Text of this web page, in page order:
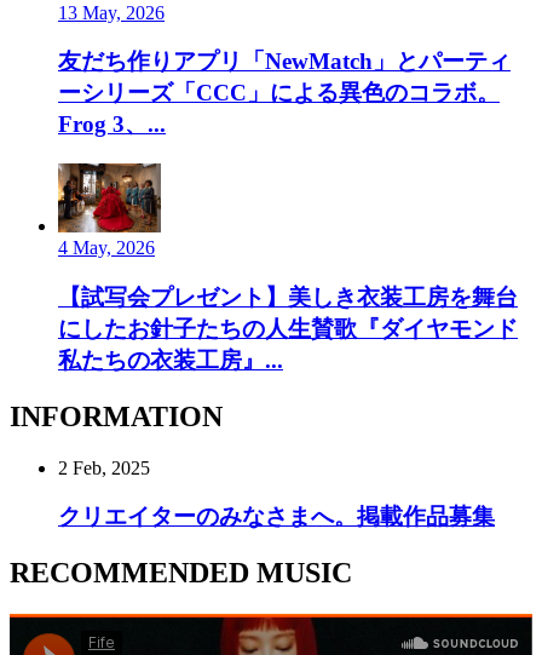
13 May, 2026
友だち作りアプリ「NewMatch」とパーティ
ーシリーズ「CCC」による異色のコラボ。
Frog 3、...
4 May, 2026
【試写会プレゼント】美しき衣装工房を舞台
にしたお針子たちの人生賛歌『ダイヤモンド
私たちの衣装工房』...
INFORMATION
2 Feb, 2025
クリエイターのみなさまへ。掲載作品募集
RECOMMENDED MUSIC